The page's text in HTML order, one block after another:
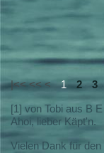
|<< << < 1 2 3
[1] von Tobi aus B
Ahoi, lieber Käpt'n.
Vielen Dank für